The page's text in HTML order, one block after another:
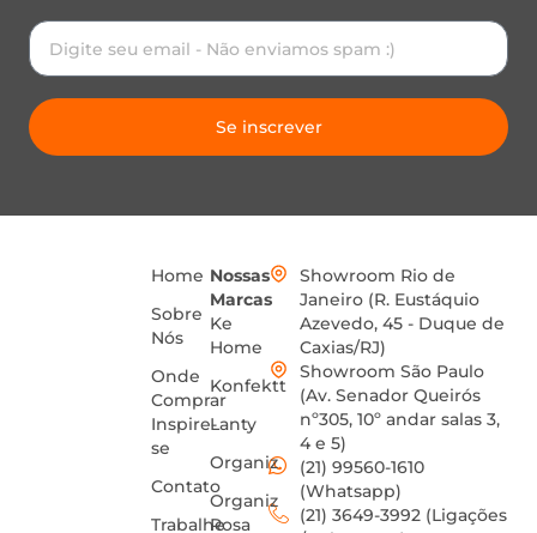
Se inscrever
Home
Sobre
Nós
Onde
Comprar
Inspire-
se
Contato
Trabalhe
Nossas
Marcas
Ke
Home
Konfektt
Lanty
Organiz
Organiz
Rosa
Showroom Rio de
Janeiro (R. Eustáquio
Azevedo, 45 - Duque de
Caxias/RJ)
Showroom São Paulo
(Av. Senador Queirós
nº305, 10º andar salas 3,
4 e 5)
(21) 99560-1610
(Whatsapp)
(21) 3649-3992 (Ligações